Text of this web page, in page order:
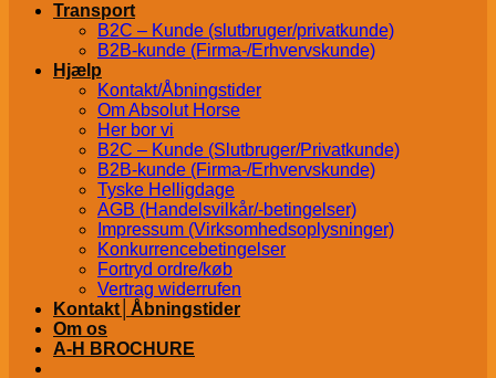
Transport
B2C – Kunde (slutbruger/privatkunde)
B2B-kunde (Firma-/Erhvervskunde)
Hjælp
Kontakt/Åbningstider
Om Absolut Horse
Her bor vi
B2C – Kunde (Slutbruger/Privatkunde)
B2B-kunde (Firma-/Erhvervskunde)
Tyske Helligdage
AGB (Handelsvilkår/-betingelser)
Impressum (Virksomhedsoplysninger)
Konkurrencebetingelser
Fortryd ordre/køb
Vertrag widerrufen
Kontakt│Åbningstider
Om os
A-H BROCHURE